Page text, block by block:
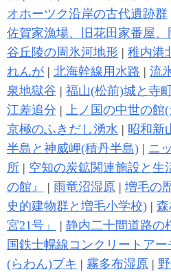
オホーツク沿岸の古代遺跡群
佐賀家漁場、旧花田家番屋
谷丘陵の周氷河地形 | 稚内港
れんが | 北海幹線用水路 | 流
泉地獄谷 | 福山(松前)城と寺町
江差追分 | 上ノ国の中世の館
京極のふきだし湧水 | 昭和新
半島と神威岬(積丹半島) | ニ
所 | 空知の炭鉱関連施設と生
の館』
| 雨竜沼湿原 | 増毛の
史的建物群と増毛小学校) |
宮21号」
| 静内二十間道路の
国鉄士幌線コンクリートア
(らわん)ブキ | 霧多布湿原 |